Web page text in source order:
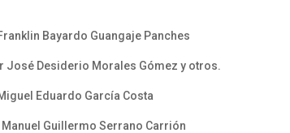
Bayardo Guangaje Panches
José Desiderio Morales Gómez y otros.
Eduardo García Costa
Guillermo Serrano Carrión